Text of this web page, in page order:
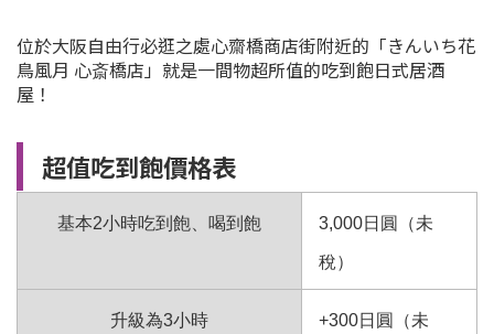
位於大阪自由行必逛之處心齋橋商店街附近的「きんいち花
鳥風月 心斎橋店」就是一間物超所值的吃到飽日式居酒
屋！
超值吃到飽價格表
基本2小時吃到飽、喝到飽 3,000日圓（未
稅）
升級為3小時 +300日圓（未